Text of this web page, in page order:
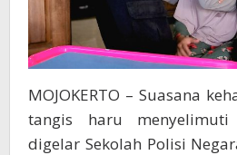
MOJOKERTO – Suasana
tangis haru menyelimuti
digelar Sekolah Polisi